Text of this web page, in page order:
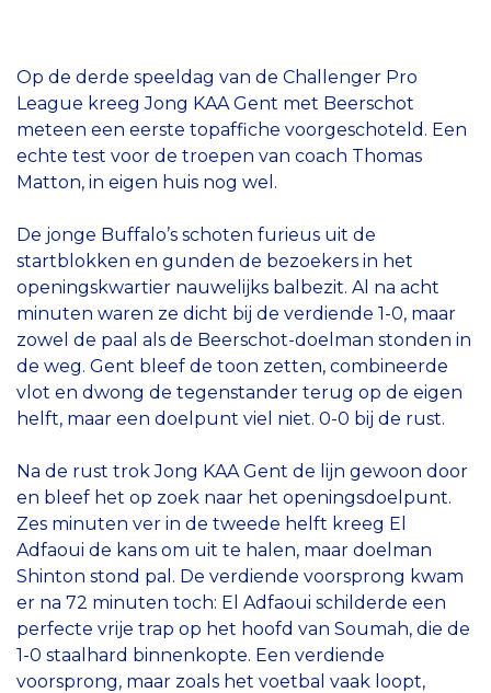
Op de derde speeldag van de Challenger Pro
League kreeg Jong KAA Gent met Beerschot
meteen een eerste topaffiche voorgeschoteld. Een
echte test voor de troepen van coach Thomas
Matton, in eigen huis nog wel.
De jonge Buffalo’s schoten furieus uit de
startblokken en gunden de bezoekers in het
openingskwartier nauwelijks balbezit. Al na acht
minuten waren ze dicht bij de verdiende 1-0, maar
zowel de paal als de Beerschot-doelman stonden in
de weg. Gent bleef de toon zetten, combineerde
vlot en dwong de tegenstander terug op de eigen
helft, maar een doelpunt viel niet. 0-0 bij de rust.
Na de rust trok Jong KAA Gent de lijn gewoon door
en bleef het op zoek naar het openingsdoelpunt.
Zes minuten ver in de tweede helft kreeg El
Adfaoui de kans om uit te halen, maar doelman
Shinton stond pal. De verdiende voorsprong kwam
er na 72 minuten toch: El Adfaoui schilderde een
perfecte vrije trap op het hoofd van Soumah, die de
1-0 staalhard binnenkopte. Een verdiende
voorsprong, maar zoals het voetbal vaak loopt,